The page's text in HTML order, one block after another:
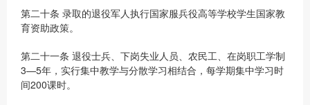
第二十条 录取的退役军人执行国家服兵役高等学校学生国家教
育资助政策。
第二十一条 退役士兵、下岗失业人员、农民工、在岗职工学制
3—5年，实行集中教学与分散学习相结合，每学期集中学习时
间200课时。